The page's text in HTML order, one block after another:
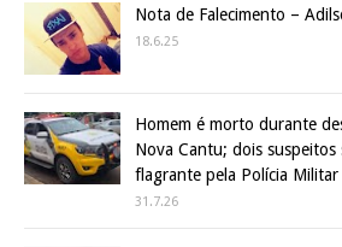
Nota de Falecimento –
18.6.25
Homem é morto durante
Nova Cantu; dois suspeitos
flagrante pela Polícia Militar
31.7.26